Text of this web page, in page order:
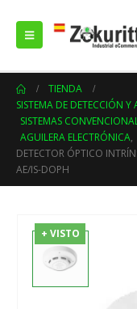
TIENDA
SISTEMA DE DETECCIÓN
SISTEMAS
AGUILERA ELECTRÓNICA,
DETECTOR ÓPTICO
AE/IS-DOPH
+ VISTO